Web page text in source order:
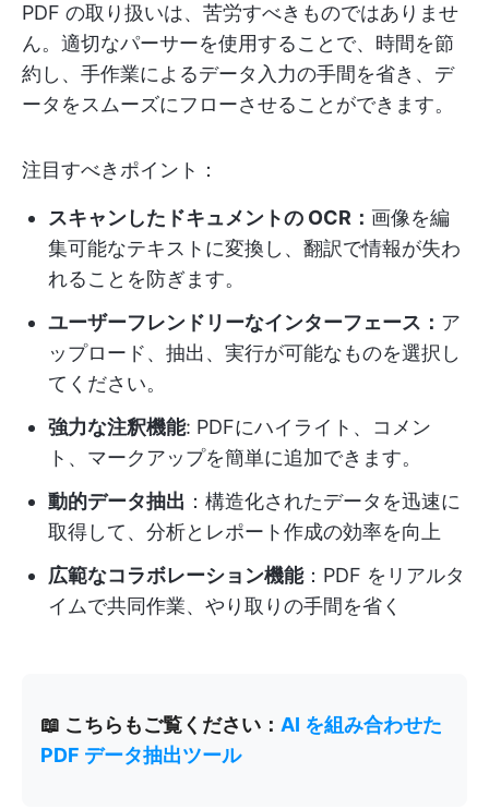
PDF の取り扱いは、苦労すべきものではありませ
ん。適切なパーサーを使用することで、時間を節
約し、手作業によるデータ入力の手間を省き、デ
ータをスムーズにフローさせることができます。
注目すべきポイント：
スキャンしたドキュメントの OCR： 画像を編
集可能なテキストに変換し、翻訳で情報が失わ
れることを防ぎます。
ユーザーフレンドリーなインターフェース： ア
ップロード、抽出、実行が可能なものを選択し
てください。
強力な注釈機能: PDFにハイライト、コメン
ト、マークアップを簡単に追加できます。
動的データ抽出 ：構造化されたデータを迅速に
取得して、分析とレポート作成の効率を向上
広範なコラボレーション機能：PDF をリアルタ
イムで共同作業、やり取りの手間を省く
📖 こちらもご覧ください： AI を組み合わせた
PDF データ抽出ツール